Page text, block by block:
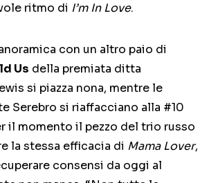
ritmo di I’m In Love.
con un altro paio di
Us della premiata ditta
si piazza nona, mentre le
Serebro si riaffacciano alla #10
il momento il pezzo del trio russo
la stessa efficacia di Mama Lover,
consensi da oggi al